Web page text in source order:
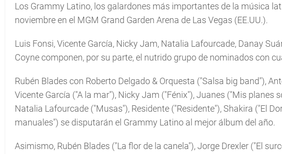
Los Grammy Latino, los galardones más importantes de la música
noviembre en el MGM Grand Garden Arena de Las Vegas (EE.UU.).
Luis Fonsi, Vicente García, Nicky Jam, Natalia Lafourcade, Danay
Coyne componen, por su parte, el nutrido grupo de nominados con
Rubén Blades con Roberto Delgado & Orquesta ("Salsa big band"),
Vicente García ("A la mar"), Nicky Jam ("Fénix"), Juanes ("Mis planes
Natalia Lafourcade ("Musas"), Residente ("Residente"), Shakira ("El
manuales") se disputarán el Grammy Latino al mejor álbum del año.
Asimismo, Rubén Blades ("La flor de la canela"), Jorge Drexler ("El